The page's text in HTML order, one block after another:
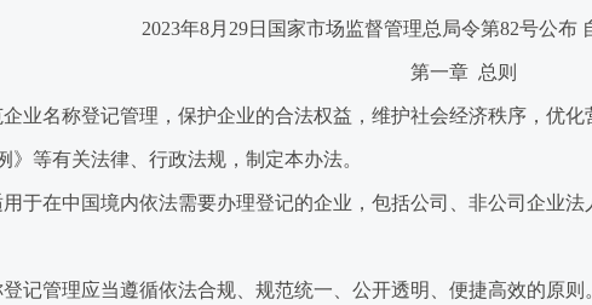
2023年8月29日国家市场监督管理总局令第82号公布
第一章 总则
名称登记管理，保护企业的合法权益，维护社会经济秩序，优化
》等有关法律、行政法规，制定本办法。
在中国境内依法需要办理登记的企业，包括公司、非公司企业法
管理应当遵循依法合规、规范统一、公开透明、便捷高效的原则